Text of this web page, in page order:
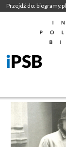
Przejdź do: biogramy.pl